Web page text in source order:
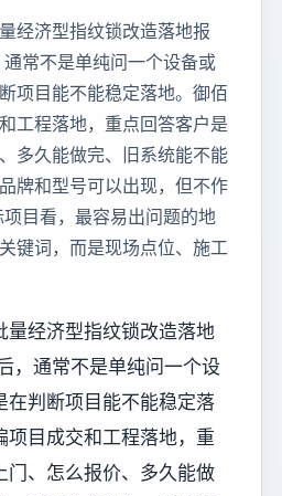
经济型指纹锁改造落地报
常不是单纯问一个设备或
项目能不能稳定落地。御佰
工程落地，重点回答客户是
多久能做完、旧系统能不能
牌和型号可以出现，但不作
目看，最容易出问题的地
键词，而是现场点位、施工
量经济型指纹锁改造落地
，通常不是单纯问一个设
在判断项目能不能稳定落
项目成交和工程落地，重
门、怎么报价、多久能做